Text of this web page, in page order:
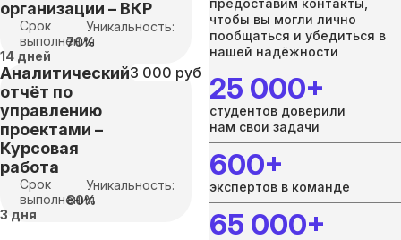
организации – ВКР
Срок
выполнения
14 дней
Уникальность:
70%
Аналитический
отчёт по
управлению
проектами –
Курсовая
работа
3 000 руб
Срок
выполнения
3 дня
Уникальность:
80%
предоставим контакты,
чтобы вы могли лично
пообщаться и убедиться в
нашей надёжности
25 000+
студентов доверили
нам свои задачи
600+
экспертов в команде
65 000+